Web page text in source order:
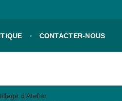
CONTACTER-NOUS
d’Atelier